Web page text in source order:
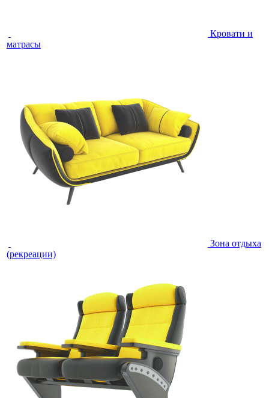
Кровати и
матрасы
Зона отдыха
(рекреации)